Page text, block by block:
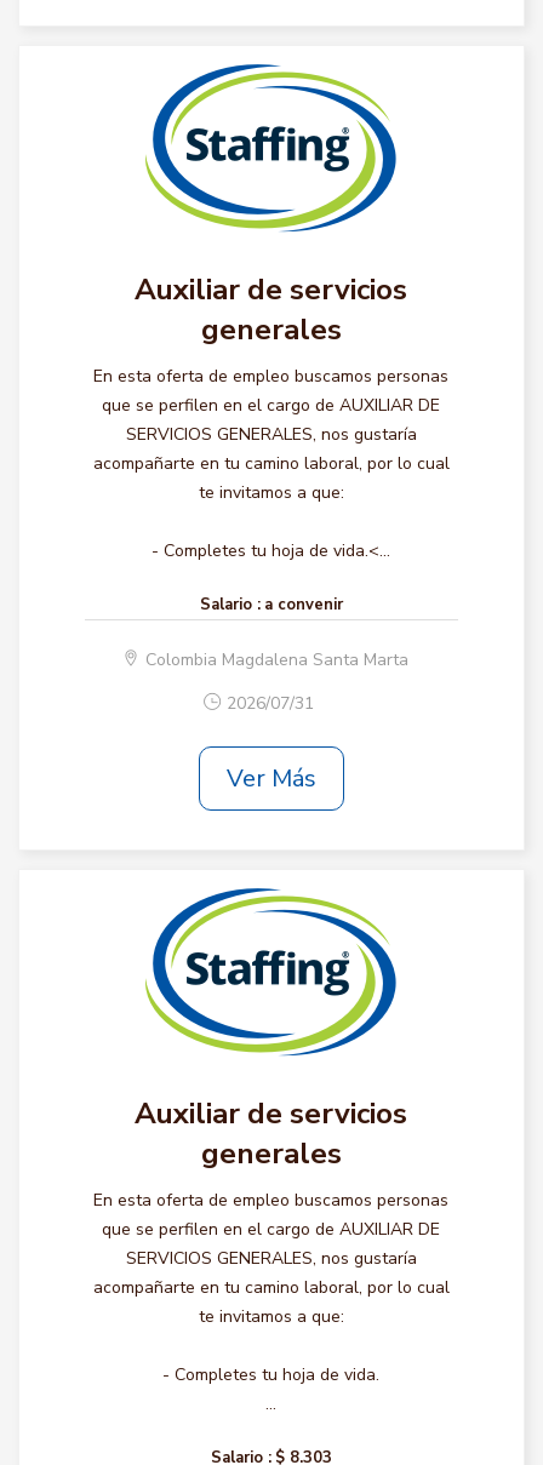
Auxiliar de servicios
generales
En esta oferta de empleo buscamos personas
que se perfilen en el cargo de AUXILIAR DE
SERVICIOS GENERALES, nos gustaría
acompañarte en tu camino laboral, por lo cual
te invitamos a que:
- Completes tu hoja de vida.<...
Salario : a convenir
Colombia Magdalena Santa Marta
2026/07/31
Ver Más
Auxiliar de servicios
generales
En esta oferta de empleo buscamos personas
que se perfilen en el cargo de AUXILIAR DE
SERVICIOS GENERALES, nos gustaría
acompañarte en tu camino laboral, por lo cual
te invitamos a que:
- Completes tu hoja de vida.
...
Salario : $ 8.303